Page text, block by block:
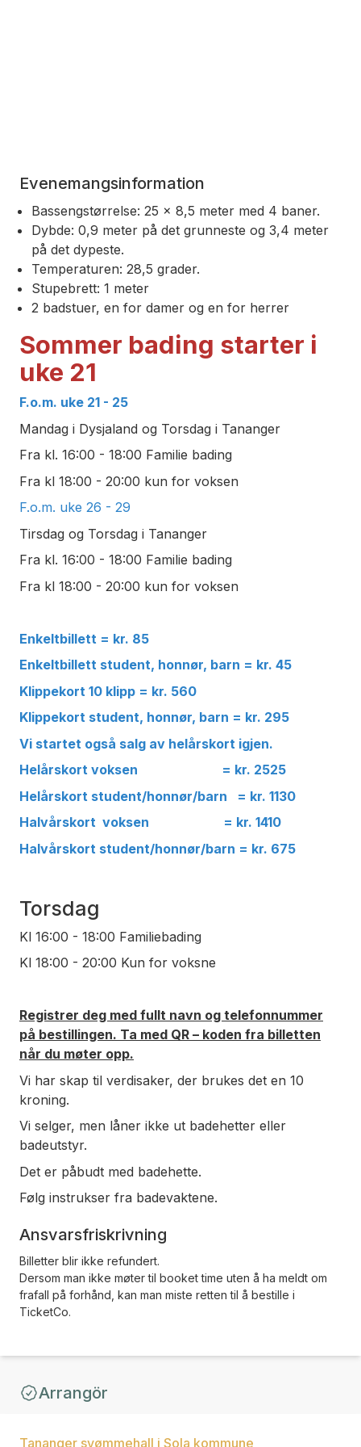
Evenemangsinformation
Bassengstørrelse: 25 x 8,5 meter med 4 baner.
Dybde: 0,9 meter på det grunneste og 3,4 meter
på det dypeste.
Temperaturen: 28,5 grader.
Stupebrett: 1 meter
2 badstuer, en for damer og en for herrer
Sommer bading starter i
uke 21
F.o.m. uke 21 - 25
Mandag i Dysjaland og Torsdag i Tananger
Fra kl. 16:00 - 18:00 Familie bading
Fra kl 18:00 - 20:00 kun for voksen
F.o.m. uke 26 - 29
Tirsdag og Torsdag i Tananger
Fra kl. 16:00 - 18:00 Familie bading
Fra kl 18:00 - 20:00 kun for voksen
Enkeltbillett = kr. 85
Enkeltbillett student, honnør, barn = kr. 45
Klippekort 10 klipp = kr. 560
Klippekort student, honnør, barn = kr. 295
Vi startet også salg av helårskort igjen.
Helårskort voksen = kr. 2525
Helårskort student/honnør/barn = kr. 1130
Halvårskort voksen = kr. 1410
Halvårskort student/honnør/barn = kr. 675
Torsdag
Kl 16:00 - 18:00 Familiebading
Kl 18:00 - 20:00 Kun for voksne
Registrer deg med fullt navn og telefonnummer
på bestillingen. Ta med QR – koden fra billetten
når du møter opp.
Vi har skap til verdisaker, der brukes det en 10
kroning.
Vi selger, men låner ikke ut badehetter eller
badeutstyr.
Det er påbudt med badehette.
Følg instrukser fra badevaktene.
Ansvarsfriskrivning
Billetter blir ikke refundert.
Dersom man ikke møter til booket time uten å ha meldt om
frafall på forhånd, kan man miste retten til å bestille i
TicketCo.
Arrangör
Tananger svømmehall i Sola kommune